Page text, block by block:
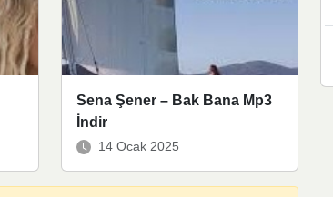
Sena Şener – Bak Bana Mp3
İndir
14 Ocak 2025